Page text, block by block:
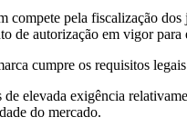
compete pela fiscalização
de autorização em vigor
cumpre os requisitos
elevada exigência
do mercado.